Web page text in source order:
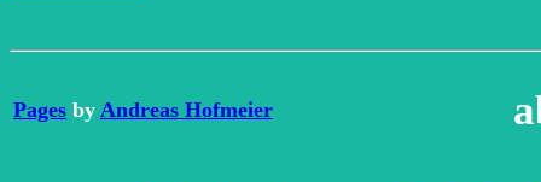
Pages by Andreas Hofmeier